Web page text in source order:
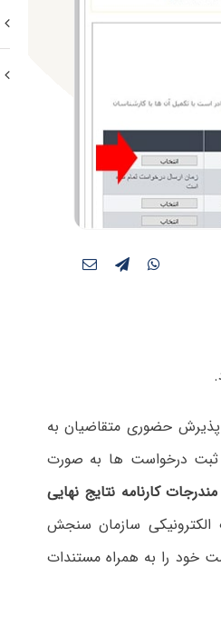
حضوری متقاضیان به
ثبت درخواست ها به صورت
کارنامه نتایج نهایی
پیشخوان خدمات الکترونیکی سازمان سنجش
خود را به همراه مستندات